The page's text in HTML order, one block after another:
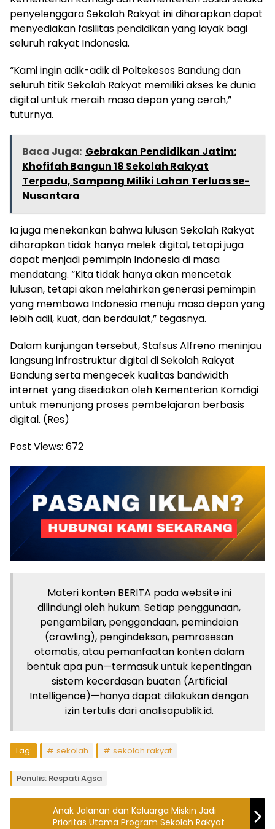
penyelenggara Sekolah Rakyat ini diharapkan dapat
menyediakan fasilitas pendidikan yang layak bagi
seluruh rakyat Indonesia.
“Kami ingin adik-adik di Poltekesos Bandung dan
seluruh titik Sekolah Rakyat memiliki akses ke dunia
digital untuk meraih masa depan yang cerah,”
tuturnya.
Baca Juga: Gebrakan Pendidikan Jatim:
Khofifah Bangun 18 Sekolah Rakyat
Terpadu, Sampang Miliki Lahan Terluas se-
Nusantara
Ia juga menekankan bahwa lulusan Sekolah Rakyat
diharapkan tidak hanya melek digital, tetapi juga
dapat menjadi pemimpin Indonesia di masa
mendatang. “Kita tidak hanya akan mencetak
lulusan, tetapi akan melahirkan generasi pemimpin
yang membawa Indonesia menuju masa depan yang
lebih adil, kuat, dan berdaulat,” tegasnya.
Dalam kunjungan tersebut, Stafsus Alfreno meninjau
langsung infrastruktur digital di Sekolah Rakyat
Bandung serta mengecek kualitas bandwidth
internet yang disediakan oleh Kementerian Komdigi
untuk menunjang proses pembelajaran berbasis
digital. (Res)
Post Views: 672
Materi konten BERITA pada website ini
dilindungi oleh hukum. Setiap penggunaan,
pengambilan, penggandaan, pemindaian
(crawling), pengindeksan, pemrosesan
otomatis, atau pemanfaatan konten dalam
bentuk apa pun—termasuk untuk kepentingan
sistem kecerdasan buatan (Artificial
Intelligence)—hanya dapat dilakukan dengan
izin tertulis dari analisapublik.id.
Tag: sekolah sekolah rakyat
Penulis: Respati Agsa
Anak Jalanan dan Keluarga Miskin Jadi
Prioritas Utama Program Sekolah Rakyat